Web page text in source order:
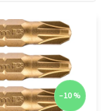
–10 %